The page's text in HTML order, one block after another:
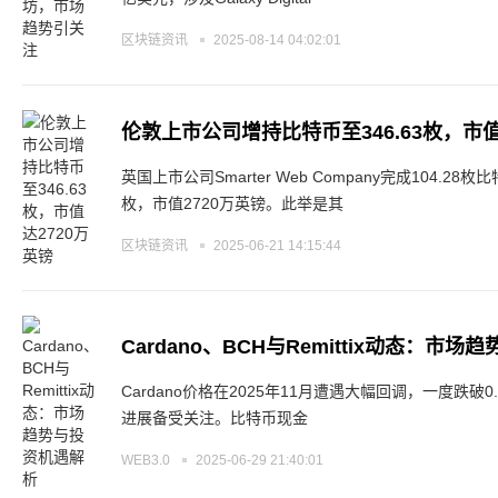
区块链资讯 2025-08-14 04:02:01
伦敦上市公司增持比特币至346.63枚，市
英国上市公司Smarter Web Company完成104.28枚
枚，市值2720万英镑。此举是其
区块链资讯 2025-06-21 14:15:44
Cardano、BCH与Remittix动态：市场趋
Cardano价格在2025年11月遭遇大幅回调，一度跌破
进展备受关注。比特币现金
WEB3.0 2025-06-29 21:40:01